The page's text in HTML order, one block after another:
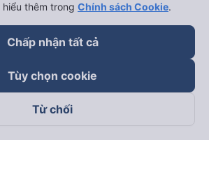
tôi trên
thêm trong Chính sách Cookie.
Chấp nhận tất cả
Tùy chọn cookie
Từ chối